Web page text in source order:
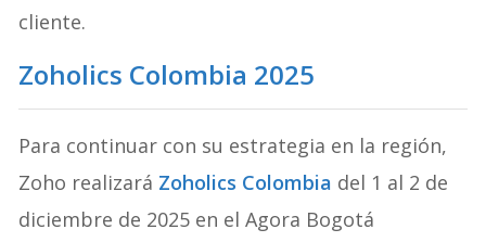
cliente.
Zoholics Colombia 2025
Para continuar con su estrategia en la región,
Zoho realizará Zoholics Colombia del 1 al 2 de
diciembre de 2025 en el Agora Bogotá